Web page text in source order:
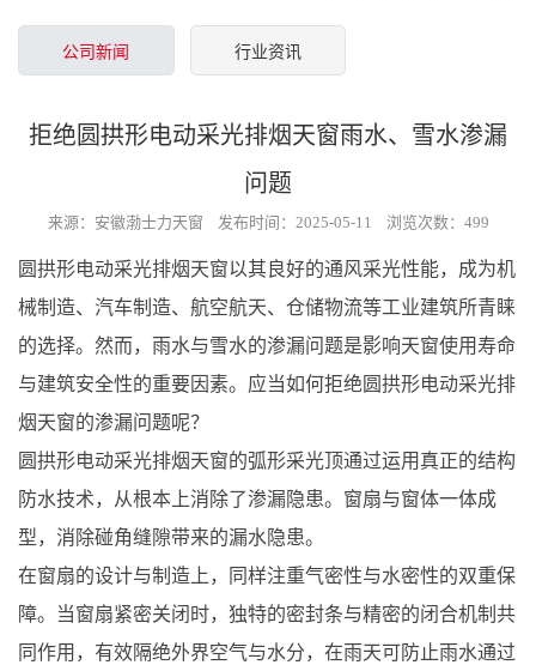
公司新闻 行业资讯
拒绝圆拱形电动采光排烟天窗雨水、雪水渗漏
问题
来源：安徽渤士力天窗 发布时间：2025-05-11 浏览次数：499
圆拱形电动采光排烟天窗以其良好的通风采光性能，成为机
械制造、汽车制造、航空航天、仓储物流等工业建筑所青睐
的选择。然而，雨水与雪水的渗漏问题是影响天窗使用寿命
与建筑安全性的重要因素。应当如何拒绝圆拱形电动采光排
烟天窗的渗漏问题呢？
圆拱形电动采光排烟天窗的弧形采光顶通过运用真正的结构
防水技术，从根本上消除了渗漏隐患。窗扇与窗体一体成
型，消除碰角缝隙带来的漏水隐患。
在窗扇的设计与制造上，同样注重气密性与水密性的双重保
障。当窗扇紧密关闭时，独特的密封条与精密的闭合机制共
同作用，有效隔绝外界空气与水分，在雨天可防止雨水通过